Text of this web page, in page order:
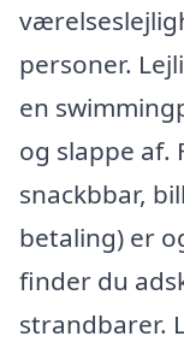
personer.
en
og slappe af.
snackbbar,
betaling) er
finder du
strandbarer.